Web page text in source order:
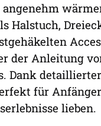
angenehm
Halstuch,
der Anleitung
Dank
für
lieben.